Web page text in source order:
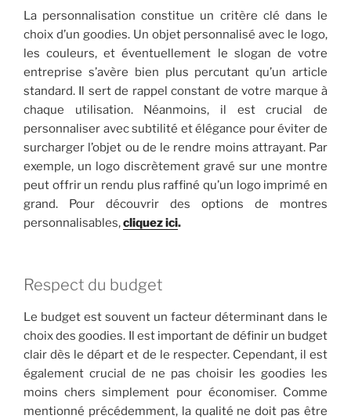
La personnalisation constitue un critère clé dans le
choix d’un goodies. Un objet personnalisé avec le logo,
les couleurs, et éventuellement le slogan de votre
entreprise s’avère bien plus percutant qu’un article
standard. Il sert de rappel constant de votre marque à
chaque utilisation. Néanmoins, il est crucial de
personnaliser avec subtilité et élégance pour éviter de
surcharger l’objet ou de le rendre moins attrayant. Par
exemple, un logo discrètement gravé sur une montre
peut offrir un rendu plus raffiné qu’un logo imprimé en
grand. Pour découvrir des options de montres
personnalisables,cliquez ici.
Respect du budget
Le budget est souvent un facteur déterminant dans le
choix des goodies. Il est important de définir un budget
clair dès le départ et de le respecter. Cependant, il est
également crucial de ne pas choisir les goodies les
moins chers simplement pour économiser. Comme
mentionné précédemment, la qualité ne doit pas être